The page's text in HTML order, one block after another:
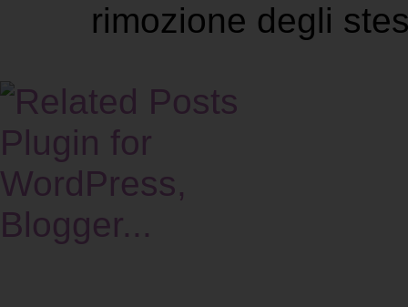
rimozione degli